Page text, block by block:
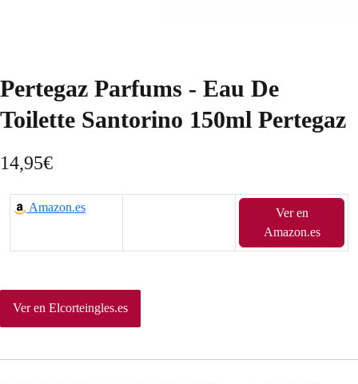
Pertegaz Parfums - Eau De
Toilette Santorino 150ml Pertegaz
14,95€
Amazon.es
Ver en
Amazon.es
Ver en Elcorteingles.es